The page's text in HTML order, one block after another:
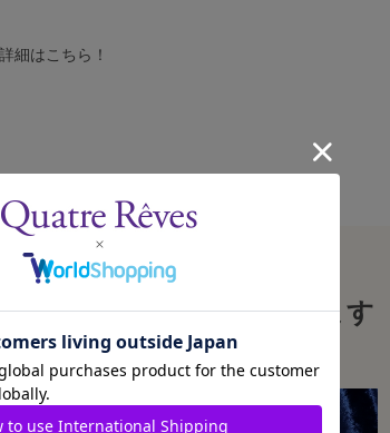
細はこちら！
人はこんな商品も見ています